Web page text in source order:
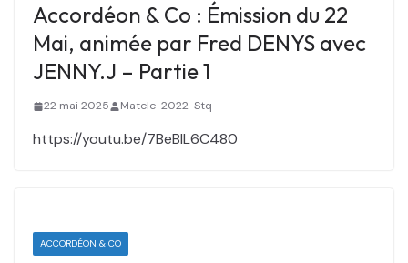
Accordéon & Co : Émission du 22
Mai, animée par Fred DENYS avec
JENNY.J – Partie 1
22 mai 2025 Matele-2022-Stq
https://youtu.be/7BeBIL6C480
ACCORDÉON & CO